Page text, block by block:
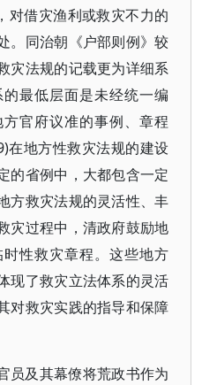
对借灾渔利或救灾不力的
。同治朝《户部则例》较
灾法规的记载更为详细系
最低层面是未经统一编
官府议准的事例、章程
在地方性救灾法规的建设
的省例中，大都包含一定
方救灾法规的灵活性、丰
灾过程中，清政府鼓励地
性救灾章程。这些地方
现了救灾立法体系的灵活
对救灾实践的指导和保障
员及其幕僚将荒政书作为